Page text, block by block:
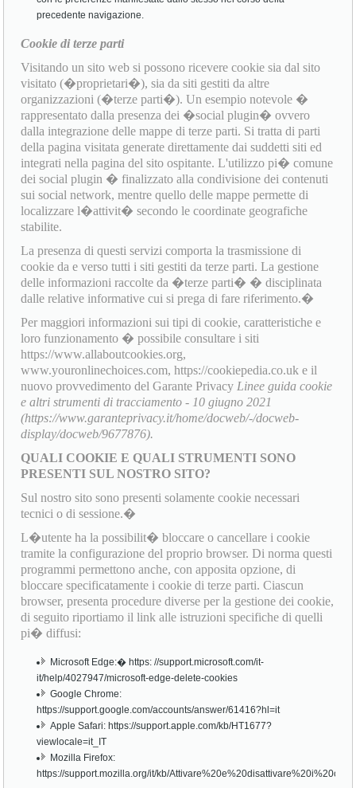
precedente navigazione.
Cookie di terze parti
Visitando un sito web si possono ricevere cookie sia dal sito
visitato (�proprietari�), sia da siti gestiti da altre
organizzazioni (�terze parti�). Un esempio notevole �
rappresentato dalla presenza dei �social plugin� ovvero
dalla integrazione delle mappe di terze parti. Si tratta di parti
della pagina visitata generate direttamente dai suddetti siti ed
integrati nella pagina del sito ospitante. L'utilizzo pi� comune
dei social plugin � finalizzato alla condivisione dei contenuti
sui social network, mentre quello delle mappe permette di
localizzare l�attivit� secondo le coordinate geografiche
stabilite.
La presenza di questi servizi comporta la trasmissione di
cookie da e verso tutti i siti gestiti da terze parti. La gestione
delle informazioni raccolte da �terze parti� � disciplinata
dalle relative informative cui si prega di fare riferimento.�
Per maggiori informazioni sui tipi di cookie, caratteristiche e
loro funzionamento � possibile consultare i siti
https://www.allaboutcookies.org,
www.youronlinechoices.com, https://cookiepedia.co.uk e il
nuovo provvedimento del Garante Privacy Linee guida cookie
e altri strumenti di tracciamento - 10 giugno 2021
(https://www.garanteprivacy.it/home/docweb/-/docweb-
display/docweb/9677876).
QUALI COOKIE E QUALI STRUMENTI SONO
PRESENTI SUL NOSTRO SITO?
Sul nostro sito sono presenti solamente cookie necessari
tecnici o di sessione.�
L�utente ha la possibilit� bloccare o cancellare i cookie
tramite la configurazione del proprio browser. Di norma questi
programmi permettono anche, con apposita opzione, di
bloccare specificatamente i cookie di terze parti. Ciascun
browser, presenta procedure diverse per la gestione dei cookie,
di seguito riportiamo il link alle istruzioni specifiche di quelli
pi� diffusi:
Microsoft Edge:� https: //support.microsoft.com/it-
it/help/4027947/microsoft-edge-delete-cookies
Google Chrome:
https://support.google.com/accounts/answer/61416?hl=it
Apple Safari: https://support.apple.com/kb/HT1677?
viewlocale=it_IT
Mozilla Firefox:
https://support.mozilla.org/it/kb/